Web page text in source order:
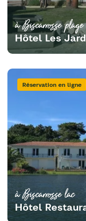
à Biscarrosse plage
Hôtel Les
Réservation en ligne
à Biscarrosse lac
Hôtel